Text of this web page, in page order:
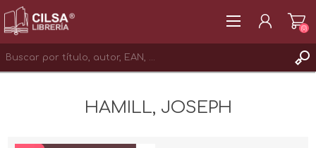
INICIAR SESIÓN
(0)
HAMILL, JOSEPH